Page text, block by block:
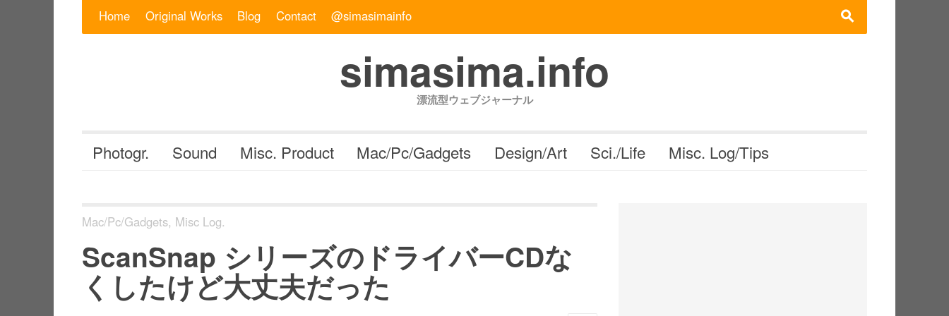
s
Home Original Works Blog Contact @simasimainfo
simasima.info
漂流型ウェブジャーナル
Photogr. Sound Misc. Product Mac/Pc/Gadgets Design/Art Sci./Life Misc. Log/Tips
Mac/Pc/Gadgets, Misc Log.
ScanSnap シリーズのドライバーCDな
くしたけど大丈夫だった